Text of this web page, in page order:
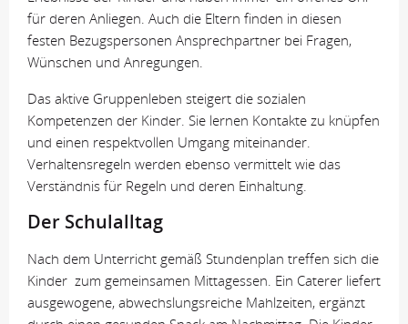
für deren Anliegen. Auch die Eltern finden in diesen
festen Bezugspersonen Ansprechpartner bei Fragen,
Wünschen und Anregungen.
Das aktive Gruppenleben steigert die sozialen
Kompetenzen der Kinder. Sie lernen Kontakte zu knüpfen
und einen respektvollen Umgang miteinander.
Verhaltensregeln werden ebenso vermittelt wie das
Verständnis für Regeln und deren Einhaltung.
Der Schulalltag
Nach dem Unterricht gemäß Stundenplan treffen sich die
Kinder zum gemeinsamen Mittagessen. Ein Caterer liefert
ausgewogene, abwechslungsreiche Mahlzeiten, ergänzt